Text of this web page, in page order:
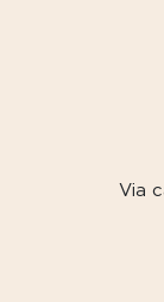
Via